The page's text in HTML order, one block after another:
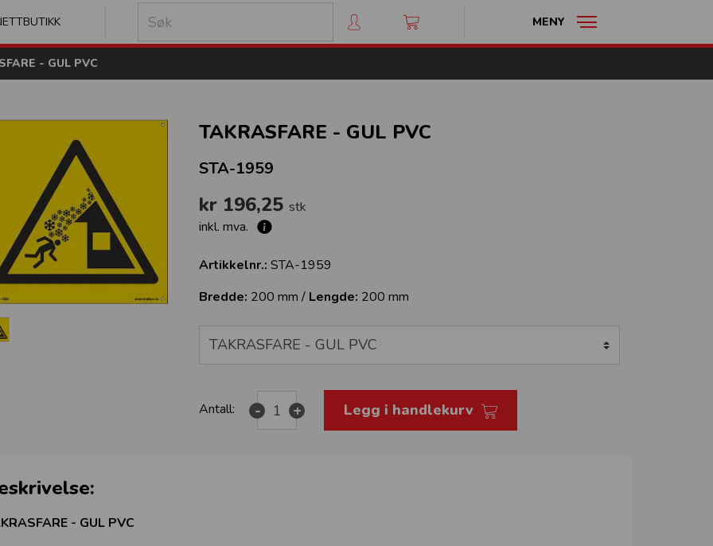
MENY
- GUL PVC
TAKRASFARE - GUL PVC
STA-1959
kr 196,25stk
inkl. mva.
Artikkelnr.: STA-1959
Bredde: 200 mm / Lengde: 200 mm
Antall: - + Legg i handlekurv
- GUL PVC